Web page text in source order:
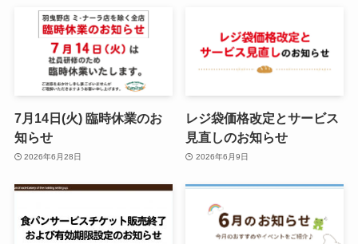
7月14日(火) 臨時休業のお
知らせ
2026年6月28日
レジ袋価格改定とサービス
見直しのお知らせ
2026年6月9日